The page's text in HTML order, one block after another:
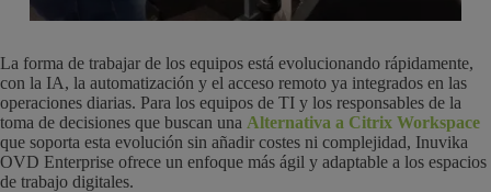
La forma de trabajar de los equipos está evolucionando rápidamente,
con la IA, la automatización y el acceso remoto ya integrados en las
operaciones diarias. Para los equipos de TI y los responsables de la
toma de decisiones que buscan una Alternativa a Citrix Workspace
que soporta esta evolución sin añadir costes ni complejidad, Inuvika
OVD Enterprise ofrece un enfoque más ágil y adaptable a los espacios
de trabajo digitales.